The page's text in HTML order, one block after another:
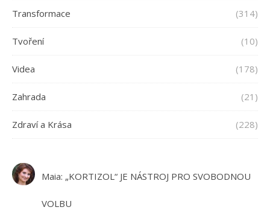
Transformace (314)
Tvoření (10)
Videa (178)
Zahrada (21)
Zdraví a Krása (228)
Maia: „KORTIZOL“ JE NÁSTROJ PRO SVOBODNOU
VOLBU